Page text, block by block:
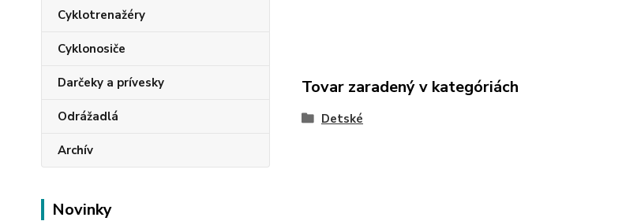
Cyklotrenažéry
Cyklonosiče
Darčeky a prívesky
Odrážadlá
Archív
Novinky
Tovar zaradený v kategóriách
Detské